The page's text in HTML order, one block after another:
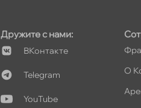
Дружите с нами:
Контакте
Telegram
YouTube
О